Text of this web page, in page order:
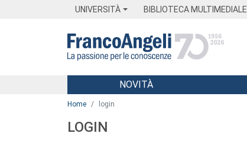
UNIVERSITÀ BIBLIOTECA MULTIMEDIALE
Menu
NOVITÀ
Home login
LOGIN